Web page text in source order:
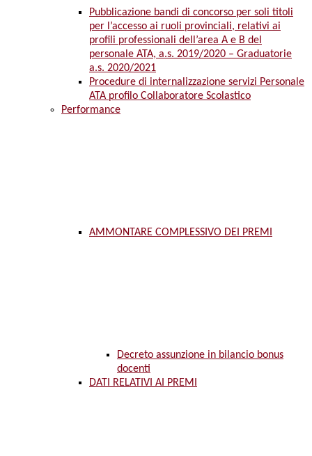
Pubblicazione bandi di concorso per soli titoli
per l’accesso ai ruoli provinciali, relativi ai
profili professionali dell’area A e B del
personale ATA, a.s. 2019/2020 – Graduatorie
a.s. 2020/2021
Procedure di internalizzazione servizi Personale
ATA profilo Collaboratore Scolastico
Performance
AMMONTARE COMPLESSIVO DEI PREMI
Decreto assunzione in bilancio bonus
docenti
DATI RELATIVI AI PREMI